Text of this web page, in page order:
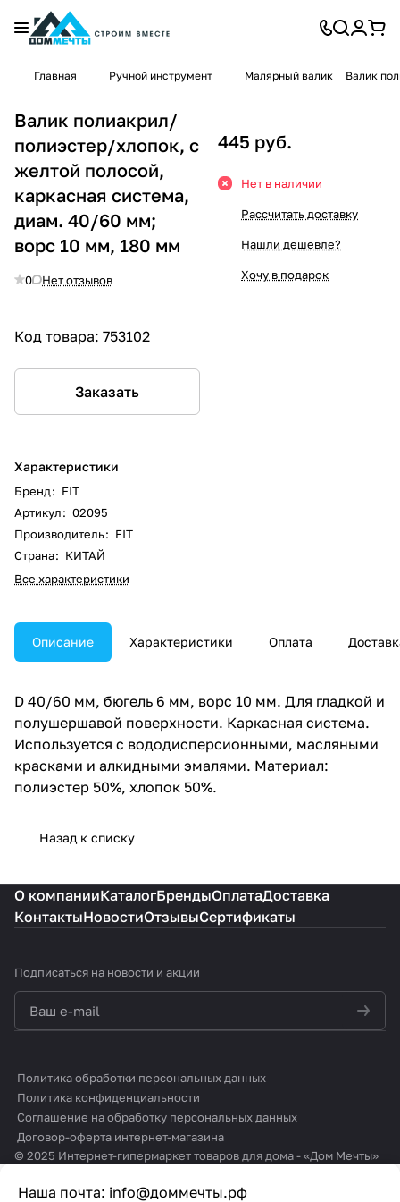
Главная Ручной инструмент Малярный валик Валик
Валик полиакрил/
полиэстер/хлопок, с
желтой полосой,
каркасная система,
диам. 40/60 мм;
ворс 10 мм, 180 мм
0 Нет отзывов
Код товара: 753102
Заказать
Характеристики
Бренд: FIT
Артикул: 02095
Производитель: FIT
Страна: КИТАЙ
Все характеристики
445 руб.
Нет в наличии
Рассчитать доставку
Нашли дешевле?
Хочу в подарок
Описание Характеристики Оплата
D 40/60 мм, бюгель 6 мм, ворс 10 мм. Для гладкой и
полушершавой поверхности. Каркасная система.
Используется с вододисперсионными, масляными
красками и алкидными эмалями. Материал:
полиэстер 50%, хлопок 50%.
Назад к списку
Наша почта: info@доммечты.рф
О компанииКаталогБрендыОплатаДоставка
КонтактыНовостиОтзывыСертификаты
Подписаться на новости и акции
Политика обработки персональных данных
Политика конфиденциальности
Соглашение на обработку персональных данных
Договор-оферта интернет-магазина
© 2025 Интернет-гипермаркет товаров для дома - «Дом Мечты»